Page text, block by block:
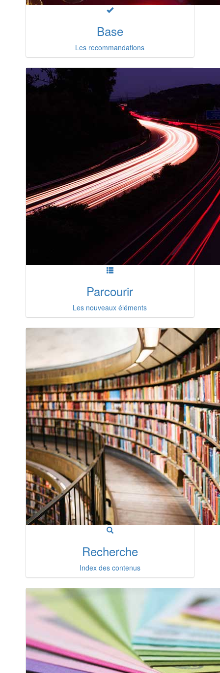
Base
Les recommandations
Parcourir
Les nouveaux éléments
Recherche
Index des contenus